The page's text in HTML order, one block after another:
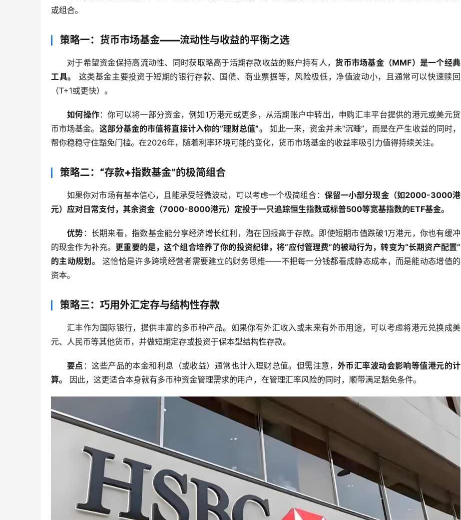
或组合。
策略一：货币市场基金——流动性与收益的平衡之选
对于希望资金保持高流动性、同时获取略高于活期存款收益的账户持有人，货币市场基金（MMF）是一个经典
工具。
这类基金主要投资于短期的银行存款、国债、商业票据等，风险极低，净值波动小，且通常可以快速赎回
（T+1或更快）。
如何操作：你可以将一部分资金，例如1万港元或更多，从活期账户中转出，申购汇丰平台提供的港元或美元货
币市场基金。 这部分基金的市值将直接计入你的“理财总值”。
如此一来，资金并未“沉睡”，而是在产生收益的同时，
帮你稳稳守住豁免门槛。在2026年，随着利率环境可能的变化，货币市场基金的收益率吸引力值得持续关注。
策略二：“存款+指数基金”的极简组合
如果你对市场有基本信心，且能承受轻微波动，可以考虑一个极简组合： 保留一小部分现金（如2000-3000港
元）应对日常支付，其余资金（7000-8000港元）定投于一只追踪恒生指数或标普500等宽基指数的ETF基金。
优势 ：长期来看，指数基金能分享经济增长红利，潜在回报高于存款。即使短期市值跌破1万港元，你也有缓冲
的现金作为补充。 更重要的是，这个组合培养了你的投资纪律，将“应付管理费”的被动行为，转变为“长期资产配置”
的主动规划。
这恰恰是许多跨境经营者需要建立的财务思维——不把每一分钱都看成静态成本，而是能动态增值的
资本。
策略三：巧用外汇定存与结构性存款
汇丰作为国际银行，提供丰富的多币种产品。如果你有外汇收入或未来有外币用途，可以考虑将港元兑换成美
元、人民币等其他货币，并做短期定存或投资于保本型结构性存款。
要点 ：这些产品的本金和利息（或收益）通常也计入理财总值。但需注意，外币汇率波动会影响等值港元的计
算。
因此，这更适合本身就有多币种资金管理需求的用户，在管理汇率风险的同时，顺带满足豁免条件。